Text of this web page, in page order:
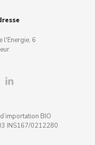
l'Energie, 6
BIO
INS167/0212280